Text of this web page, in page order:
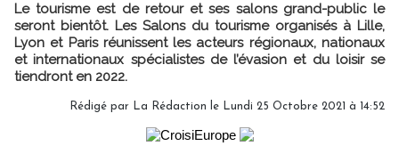
Le tourisme est de retour et ses salons grand-public le
seront bientôt. Les Salons du tourisme organisés à Lille,
Lyon et Paris réunissent les acteurs régionaux, nationaux
et internationaux spécialistes de l’évasion et du loisir se
tiendront en 2022.
Rédigé par La Rédaction le Lundi 25 Octobre 2021 à 14:52